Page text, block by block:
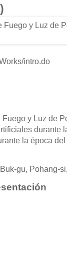
intro.do
y Luz de
durante
la época
gu, Pohang-